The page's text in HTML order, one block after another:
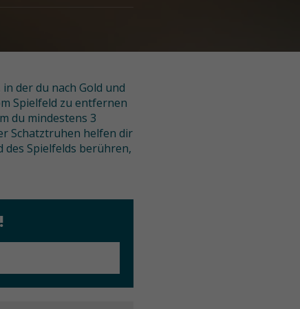
der du nach Gold und
Spielfeld zu entfernen
du mindestens 3
Schatztruhen helfen dir
des Spielfelds berühren,